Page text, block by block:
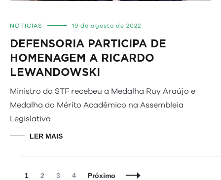
NOTÍCIAS 19 de agosto de 2022
DEFENSORIA PARTICIPA DE
HOMENAGEM A RICARDO
LEWANDOWSKI
Ministro do STF recebeu a Medalha Ruy Araújo e
Medalha do Mérito Acadêmico na Assembleia
Legislativa
LER MAIS
Navegação
Página
1 Página
2 Página
3 Página
4 Próximo